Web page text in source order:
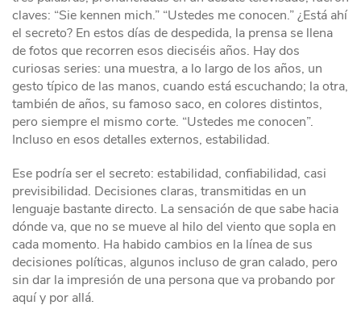
claves: “Sie kennen mich.” “Ustedes me conocen.” ¿Está ahí
el secreto? En estos días de despedida, la prensa se llena
de fotos que recorren esos dieciséis años. Hay dos
curiosas series: una muestra, a lo largo de los años, un
gesto típico de las manos, cuando está escuchando; la otra,
también de años, su famoso saco, en colores distintos,
pero siempre el mismo corte. “Ustedes me conocen”.
Incluso en esos detalles externos, estabilidad.
Ese podría ser el secreto: estabilidad, confiabilidad, casi
previsibilidad. Decisiones claras, transmitidas en un
lenguaje bastante directo. La sensación de que sabe hacia
dónde va, que no se mueve al hilo del viento que sopla en
cada momento. Ha habido cambios en la línea de sus
decisiones políticas, algunos incluso de gran calado, pero
sin dar la impresión de una persona que va probando por
aquí y por allá.